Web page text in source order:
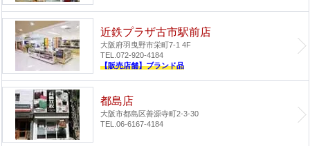
近鉄プラザ古市駅前店
大阪府羽曳野市栄町7-1 4F
TEL.072-920-4184
【販売店舗】ブランド品
都島店
大阪市都島区善源寺町2-3-30
TEL.06-6167-4184